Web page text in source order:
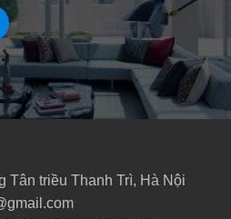
Tân triều Thanh Trì, Hà Nội